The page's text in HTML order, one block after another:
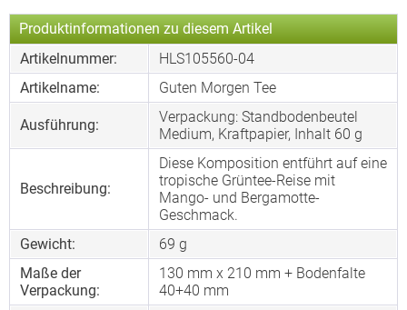
Produktinformationen zu diesem Artikel
Artikelnummer:
HLS105560-04
Artikelname:
Guten Morgen Tee
Ausführung:
Verpackung: Standbodenbeutel
Medium, Kraftpapier, Inhalt 60 g
Beschreibung:
Diese Komposition entführt auf eine
tropische Grüntee-Reise mit
Mango- und Bergamotte-
Geschmack.
Gewicht:
69 g
Maße der
Verpackung:
130 mm x 210 mm + Bodenfalte
40+40 mm